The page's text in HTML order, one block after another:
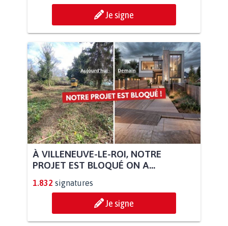
Je signe
À VILLENEUVE-LE-ROI, NOTRE
PROJET EST BLOQUÉ ON A...
1.832 signatures
Je signe